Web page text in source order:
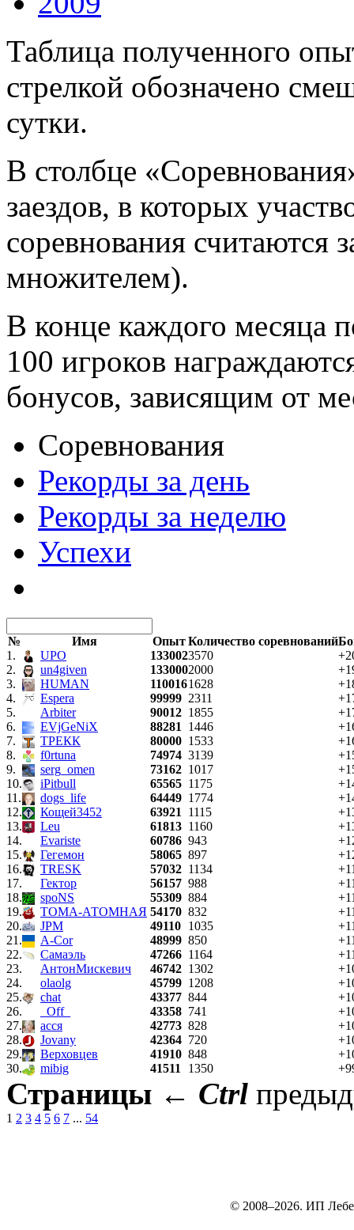
Таблица полученного
стрелкой обозначено
сутки.
В столбце
заездов, в которых
соревнования считаются
множителем).
В конце каждого месяца
100 игроков
бонусов, зависящим от
Соревнования
Рекорды за день
Рекорды за неделю
Успехи
№ Имя ОпытКоличество соревнований
1.
UPO 1330023570
2.
un4given 1330002000
3.
HUMAN 1100161628
4.
Espera 99999 2311
5.
Arbiter 90012 1855
6.
EVjGeNiX 88281 1446
7.
ТРЕКК 80000 1533
8.
f0rtuna 74974 3139
9.
serg_omen 73162 1017
10.
iPitbull 65565 1175
11.
dogs_life 64449 1774
12.
Кощей3452 63921 1115
13.
Leu 61813 1160
14.
Evariste 60786 943
15.
Гегемон 58065 897
16.
TRESK 57032 1134
17.
Гектор 56157 988
18.
spoNS 55309 884
19.
ТОМА-АТОМНАЯ 54170 832
20.
JPM 49110 1035
21.
A-Cor 48999 850
22.
Самаэль 47266 1164
23.
АнтонМискевич 46742 1302
24.
olaolg 45799 1208
25.
chat 43377 844
26.
_Off_ 43358 741
27.
асся 42773 828
28.
Jovany 42364 720
29.
Верховцев 41910 848
30.
mibig 41511 1350
Страницы ← Ctrl
1 2 3 4 5 6 7 ... 54
© 2008–2026. ИП